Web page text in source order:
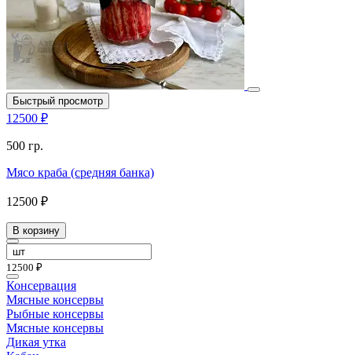
Быстрый просмотр
12500 ₽
500 гр.
Мясо краба (средняя банка)
12500 ₽
В корзину
12500 ₽
Консервация
Мясные консервы
Рыбные консервы
Мясные консервы
Дикая утка